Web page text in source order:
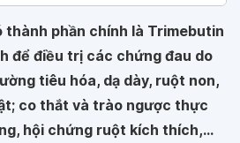
phần chính là Trimebutin
để điều trị các chứng đau do
tiêu hóa, dạ dày, ruột non,
co thắt và trào ngược thực
hội chứng ruột kích thích,...